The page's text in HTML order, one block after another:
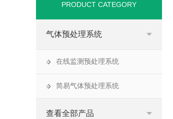
PRODUCT CATEGORY
气体预处理系统
在线监测预处理系统
简易气体预处理系统
查看全部产品